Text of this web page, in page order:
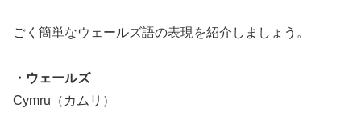
ごく簡単なウェールズ語の表現を紹介しましょう。
・ウェールズ
Cymru（カムリ）